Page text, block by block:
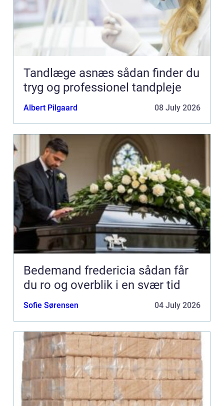
Tandlæge asnæs sådan finder du
tryg og professionel tandpleje
Albert Pilgaard 08 July 2026
Bedemand fredericia sådan får
du ro og overblik i en svær tid
Sofie Sørensen 04 July 2026